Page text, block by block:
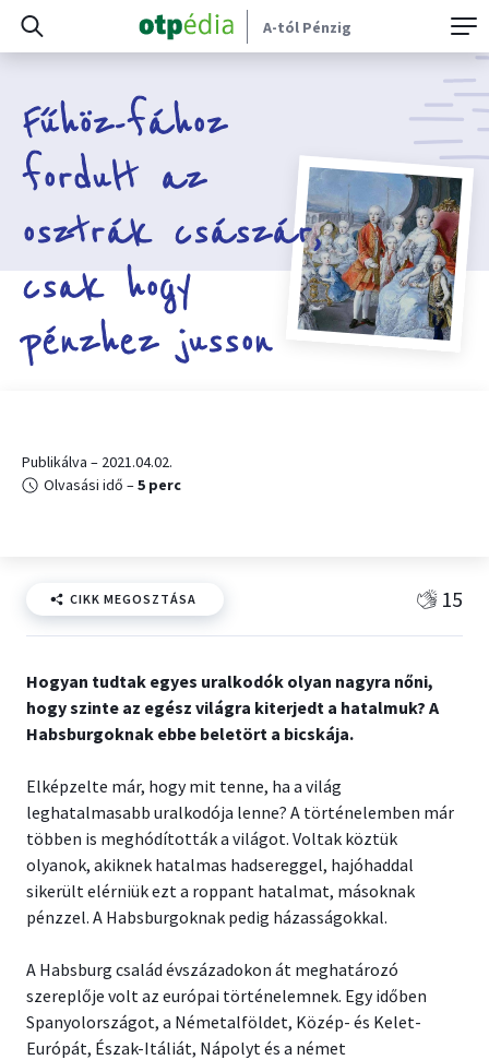
A-tól Pénzig
Fűhöz-fához
fordult az
osztrák császár,
csak hogy
pénzhez jusson
Publikálva – 2021.04.02.
Olvasási idő –5 perc
CIKK MEGOSZTÁSA 15
Hogyan tudtak egyes uralkodók olyan nagyra nőni,
hogy szinte az egész világra kiterjedt a hatalmuk? A
Habsburgoknak ebbe beletört a bicskája.
Elképzelte már, hogy mit tenne, ha a világ
leghatalmasabb uralkodója lenne? A történelemben már
többen is meghódították a világot. Voltak köztük
olyanok, akiknek hatalmas hadsereggel, hajóhaddal
sikerült elérniük ezt a roppant hatalmat, másoknak
pénzzel. A Habsburgoknak pedig házasságokkal.
A Habsburg család évszázadokon át meghatározó
szereplője volt az európai történelemnek. Egy időben
Spanyolországot, a Németalföldet, Közép- és Kelet-
Európát, Észak-Itáliát, Nápolyt és a német